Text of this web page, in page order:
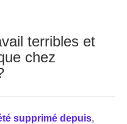
terribles et
chez
supprimé depuis,